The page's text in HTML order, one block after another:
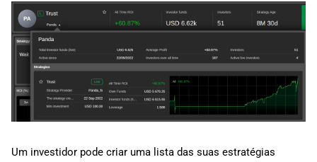
Um investidor pode criar uma lista das suas estratégias